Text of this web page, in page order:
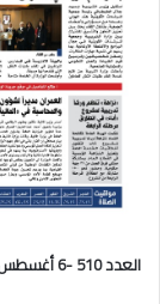
العدد 510 -6 أغسطس 2026 - السنة الثالثة